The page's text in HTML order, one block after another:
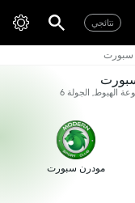
نتائجي
سبورت
الهبوط, الجولة 6
مودرن سبورت